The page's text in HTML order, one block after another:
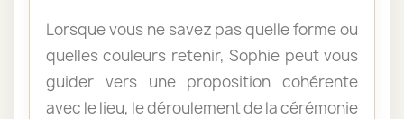
Lorsque vous ne savez pas quelle forme ou
quelles couleurs retenir, Sophie peut vous
guider vers une proposition cohérente
avec le lieu, le déroulement de la cérémonie